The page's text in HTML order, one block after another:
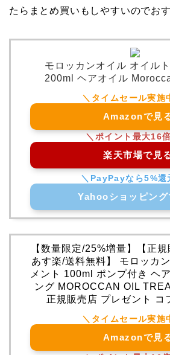
たらまとめ買いもしやすいのでお
モロッカンオイル オイル
200ml ヘアオイル
Amazonで見
楽天市場で見
Yahooショッピング
【数量限定/25%増量】【正
あす楽/送料無料】 モロッカ
メント 100ml ポンプ付き ヘ
ング MOROCCAN OIL
正規販売店 プレゼント コ
Amazonで見